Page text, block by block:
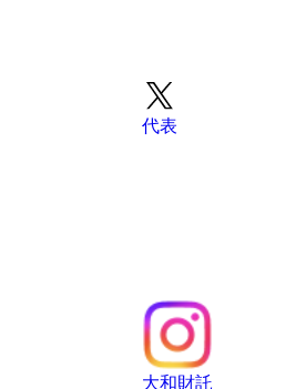
代表
大和財託